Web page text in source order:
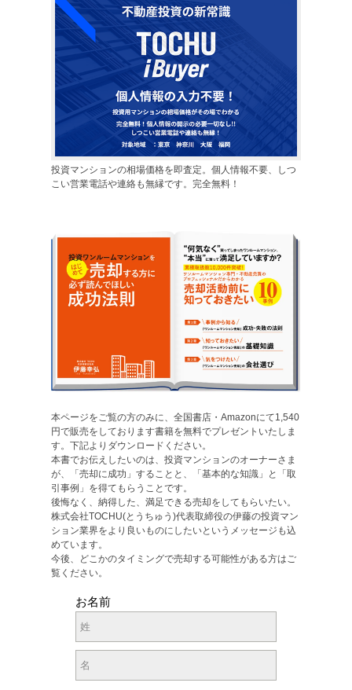
投資マンションの相場価格を即査定。個人情報不要、しつ
こい営業電話や連絡も無縁です。完全無料！
本ページをご覧の方のみに、全国書店・Amazonにて1,540
円で販売をしております書籍を無料でプレゼントいたしま
す。下記よりダウンロードください。
本書でお伝えしたいのは、投資マンションのオーナーさま
が、「売却に成功」することと、「基本的な知識」と「取
引事例」を得てもらうことです。
後悔なく、納得した、満足できる売却をしてもらいたい。
株式会社TOCHU(とうちゅう)代表取締役の伊藤の投資マン
ション業界をより良いものにしたいというメッセージも込
めています。
今後、どこかのタイミングで売却する可能性がある方はご
覧ください。
お名前